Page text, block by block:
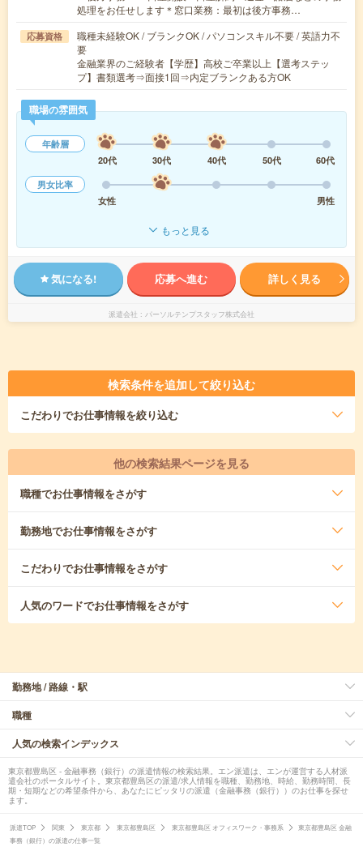
処理をお任せします＊窓口業務：最初は後方事務…
応募資格
職種未経験OK / ブランクOK / パソコンスキル不要 / 英語力不
要
金融業界のご経験者【学歴】高校ご卒業以上【選考ステッ
プ】書類選考⇒面接1回⇒内定ブランクある方OK
職場の雰囲気
年齢層
20代
30代 40代 50代
60代
男女比率
女性
男性
もっと見る
気になる! 応募へ進む 詳しく見る
派遣会社 パーソルテンプスタッフ株式会社
検索条件を追加して絞り込む
こだわりでお仕事情報を絞り込む
他の検索結果ページを見る
職種でお仕事情報をさがす
勤務地でお仕事情報をさがす
こだわりでお仕事情報をさがす
人気のワードでお仕事情報をさがす
勤務地 / 路線・駅
職種
人気の検索インデックス
東京都豊島区 - 金融事務（銀行）の派遣情報の検索結果。エン派遣は、エンが運営する人材派
遣会社のポータルサイト。東京都豊島区の派遣/求人情報を職種、勤務地、時給、勤務時間、長
期・短期などの希望条件から、あなたにピッタリの派遣（金融事務（銀行））のお仕事を探せ
ます。
派遣TOP 関東 東京都 東京都豊島区 東京都豊島区 オフィスワーク・事務系
東京都豊島区 金融
事務（銀行）の派遣の仕事一覧